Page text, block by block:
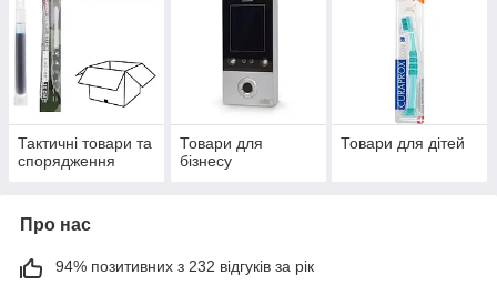
Тактичні товари та
спорядження
Товари для
бізнесу
Товари для дітей
Про нас
94% позитивних з 232 відгуків за рік